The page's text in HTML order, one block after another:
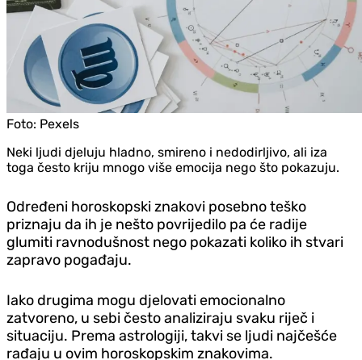
Foto: Pexels
Neki ljudi d‌jeluju hladno, smireno i nedodirljivo, ali iza
toga često kriju mnogo više emocija nego što pokazuju.
Određeni horoskopski znakovi posebno teško
priznaju da ih je nešto povrijedilo pa će radije
glumiti ravnodušnost nego pokazati koliko ih stvari
zapravo pogađaju.
Iako drugima mogu d‌jelovati emocionalno
zatvoreno, u sebi često analiziraju svaku riječ i
situaciju. Prema astrologiji, takvi se ljudi najčešće
rađaju u ovim horoskopskim znakovima.